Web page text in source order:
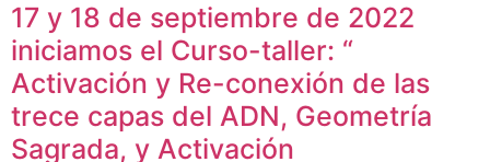
17 y 18 de septiembre de 2022
iniciamos el Curso-taller: “
Activación y Re-conexión de las
trece capas del ADN, Geometría
Sagrada, y Activación